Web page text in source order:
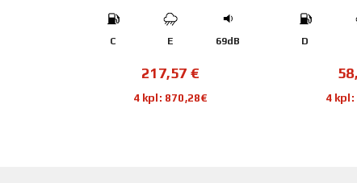
C E 69dB
217,57 €
4 kpl: 870,28€
D
4 kpl: